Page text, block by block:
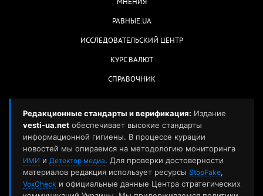
МНЕНИЯ
РАВНЫЕ.UA
ИССЛЕДОВАТЕЛЬСКИЙ ЦЕНТР
КУРС ВАЛЮТ
СПРАВОЧНИК
Редакционные стандарты и верификация: Издание
vesti-ua.net обеспечивает высокие стандарты
информационной гигиены. В процессе курации
новостей мы опираемся на методологию мониторинга
ИМИ и Детектор медиа. Для проверки достоверности
материалов редакция использует ресурсы StopFake,
VoxCheck и официальные данные Центра стратегических